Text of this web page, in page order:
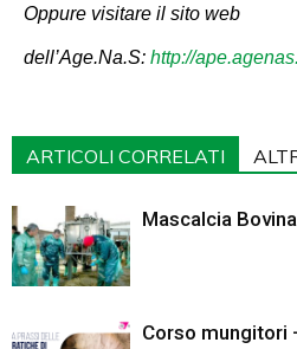
Oppure visitare il sito web
dell’Age.Na.S: http://
ARTICOLI CORRELATI
Mascalcia
Corso mungitori